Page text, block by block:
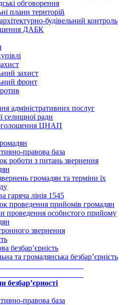
обговорення
плани територій
будівельний контроль
ДАБК
захист
фронт
адміністративних послуг
селищної ради
ЦНАП
правова база
роботи з питань звернення
громадян та терміни їх
гаряча лінія 1545
проведення прийомів громадян
проведення особистого прийому
звернення
безбар’єрність
та громадянська безбар’єрність
безбар’єрності
правова база